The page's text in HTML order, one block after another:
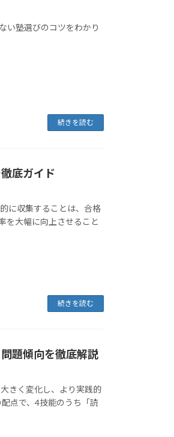
い塾選びのコツをわかり
続きを読む
底ガイド
に収集することは、合格
を大幅に向上させること
続きを読む
題傾向を徹底解説
きく変化し、より実践的
点で、4技能のうち「読